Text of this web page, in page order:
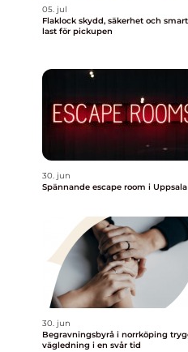
05. jul
Flaklock skydd, säkerhet och smartare
last för pickupen
30. jun
Spännande escape room i Uppsala
30. jun
Begravningsbyrå i norrköping trygg
vägledning i en svår tid